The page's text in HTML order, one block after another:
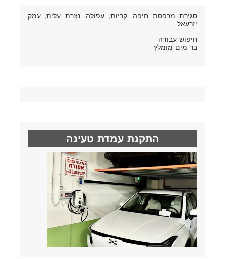
סגירת מרפסת חיפה, קריות, עפולה, נצרת עלית, עמק
יזרעאל
חיפוש עבודה
בר מים מומלץ
התקנת עמדת טעינה